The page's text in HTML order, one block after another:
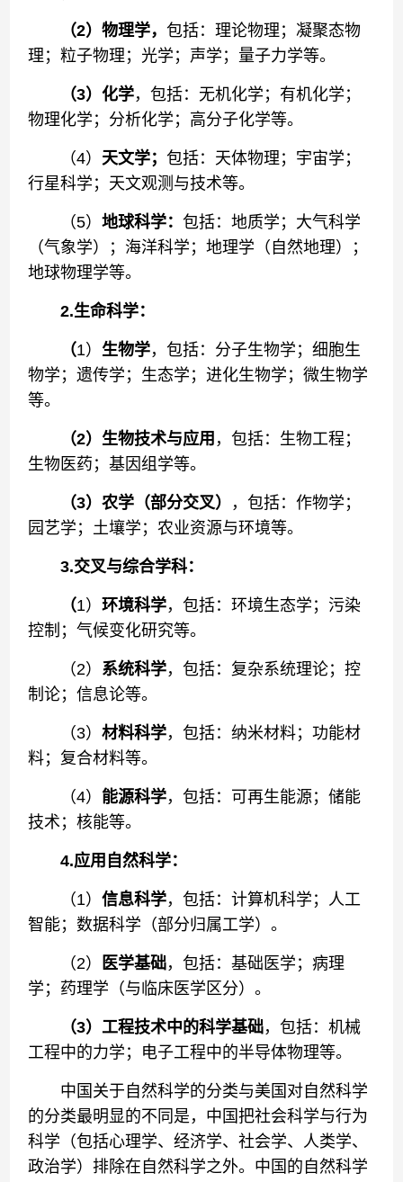
（2）物理学，包括：理论物理；凝聚态物
理；粒子物理；光学；声学；量子力学等。
（3）化学，包括：无机化学；有机化学；
物理化学；分析化学；高分子化学等。
（4） 天文学；包括：天体物理；宇宙学；
行星科学；天文观测与技术等。
（5）地球科学：包括：地质学；大气科学
（气象学）；海洋科学；地理学（自然地理）；
地球物理学等。
2.生命科学：
（1） 生物学，包括：分子生物学；细胞生
物学；遗传学；生态学；进化生物学；微生物学
等。
（2）生物技术与应用 ，包括：生物工程；
生物医药；基因组学等。
（3）农学（部分交叉）
，包括：作物学；
园艺学；土壤学；农业资源与环境等。
3.交叉与综合学科：
（1）环境科学，包括：环境生态学；污染
控制；气候变化研究等。
（2） 系统科学，包括：复杂系统理论；控
制论；信息论等。
（3）材料科学，包括：纳米材料；功能材
料；复合材料等。
（4） 能源科学，包括：可再生能源；储能
技术；核能等。
4.应用自然科学：
（1）信息科学，包括：计算机科学；人工
智能；数据科学（部分归属工学）。
（2） 医学基础，包括：基础医学；病理
学；药理学（与临床医学区分）。
（3）工程技术中的科学基础，包括：机械
工程中的力学；电子工程中的半导体物理等。
中国关于自然科学的分类与美国对自然科学
的分类最明显的不同是，中国把社会科学与行为
科学（包括心理学、经济学、社会学、人类学、
政治学）排除在自然科学之外。中国的自然科学